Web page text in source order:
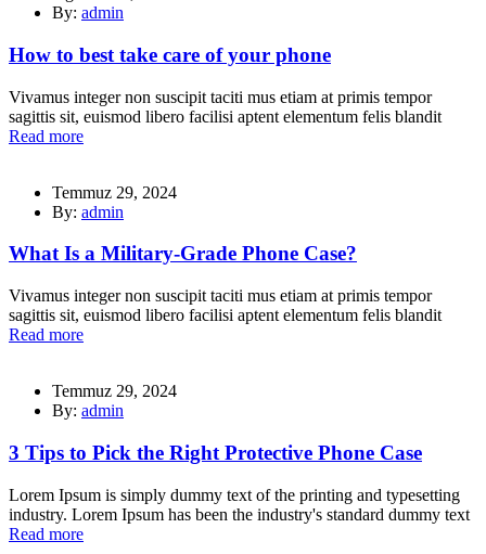
By: admin
How to best take care of your phone
Vivamus integer non suscipit taciti mus etiam at primis tempor
sagittis sit, euismod libero facilisi aptent elementum felis blandit
Read more
Temmuz 29, 2024
By: admin
What Is a Military-Grade Phone Case?
Vivamus integer non suscipit taciti mus etiam at primis tempor
sagittis sit, euismod libero facilisi aptent elementum felis blandit
Read more
Temmuz 29, 2024
By: admin
3 Tips to Pick the Right Protective Phone Case
Lorem Ipsum is simply dummy text of the printing and typesetting
industry. Lorem Ipsum has been the industry's standard dummy text
Read more